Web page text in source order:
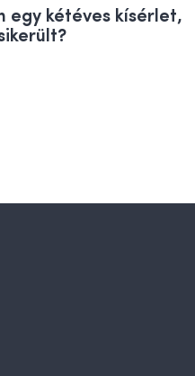
egy kétéves kísérlet,